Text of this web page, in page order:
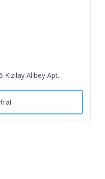
Alibey Apt.
al